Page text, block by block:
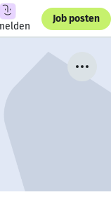
Job posten